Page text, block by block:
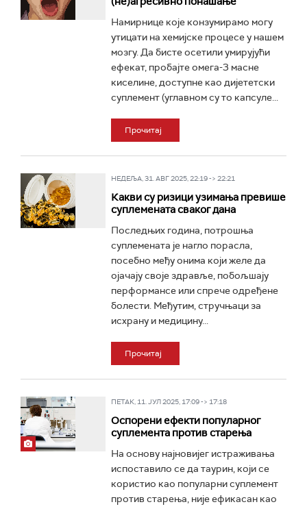
Намирнице које конзумирамо могу
утицати на хемијске процесе у нашем
мозгу. Да бисте осетили умирујући
ефекат, пробајте омега-3 масне
киселине, доступне као дијететски
суплемент (углавном су то капсуле...
Прочитај
НЕДЕЉА, 31. АВГ 2025, 22:19 -> 22:21
Какви су ризици узимања превише
суплемената сваког дана
Последњих година, потрошња
суплемената је нагло порасла,
посебно међу онима који желе да
ојачају своје здравље, побољшају
перформансе или спрече одређене
болести. Међутим, стручњаци за
исхрану и медицину...
Прочитај
ПЕТАК, 11. ЈУЛ 2025, 17:09 -> 17:18
Оспорени ефекти популарног
суплемента против старења
На основу најновијег истраживања
испоставило се да таурин, који се
користио као популарни суплемент
против старења, није ефикасан као